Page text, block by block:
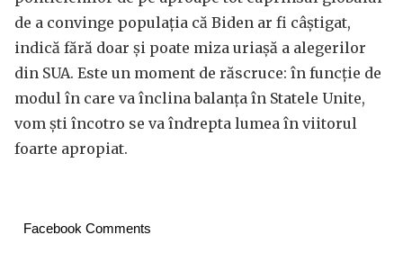
de a convinge populația că Biden ar fi câștigat,
indică fără doar și poate miza uriașă a alegerilor
din SUA. Este un moment de răscruce: în funcție de
modul în care va înclina balanța în Statele Unite,
vom ști încotro se va îndrepta lumea în viitorul
foarte apropiat.
Facebook Comments